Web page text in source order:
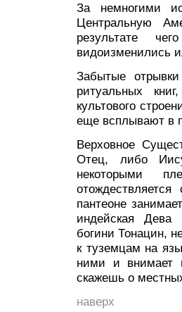
За немногими
Центральную
результате
видоизменились
Забытые
ритуальных
культового
еще всплывают в
Верховное
Отец, либо
некоторыми
пантеоне
индейская Дева
богини Тонацин,
к туземцам на
ними и внимает
скажешь о
наверх